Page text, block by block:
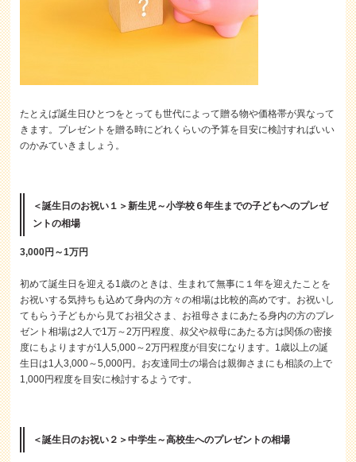
たとえば誕生日ひとつをとっても世代によって贈る物や価格帯が異なって
きます。プレゼントを贈る時にどれくらいの予算を目安に検討すればいい
のかみていきましょう。
＜誕生日のお祝い１＞新生児～小学校６年生までの子どもへのプレゼ
ントの相場
3,000円～1万円
初めて誕生日を迎える1歳のときは、生まれて無事に１年を迎えたことを
お祝いする気持ちも込めて身内の方々の相場は比較的高めです。お祝いし
てもらう子どもから見てお祖父さま、お祖母さまにあたる身内の方のプレ
ゼント相場は2人で1万～2万円程度、叔父や叔母にあたる方は関係の密接
度にもよりますが1人5,000～2万円程度が目安になります。1歳以上の誕
生日は1人3,000～5,000円。お友達同士の場合は親御さまにも相談の上で
1,000円程度を目安に検討するようです。
＜誕生日のお祝い２＞中学生～高校生へのプレゼントの相場